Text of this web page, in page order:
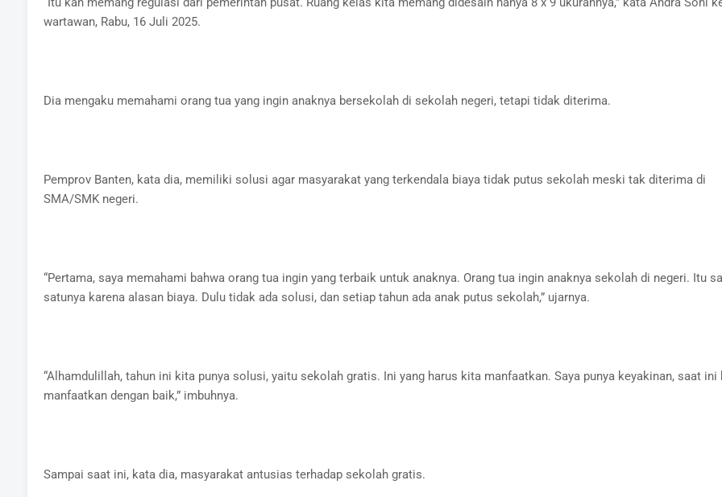
wartawan, Rabu, 16 Juli 2025.
Dia mengaku memahami orang tua yang ingin anaknya bersekolah di sekolah negeri, tetapi tidak diterima.
Pemprov Banten, kata dia, memiliki solusi agar masyarakat yang terkendala biaya tidak putus sekolah meski tak diterima di
SMA/SMK negeri.
“Pertama, saya memahami bahwa orang tua ingin yang terbaik untuk anaknya. Orang tua ingin anaknya sekolah di negeri. Itu
satunya karena alasan biaya. Dulu tidak ada solusi, dan setiap tahun ada anak putus sekolah,” ujarnya.
“Alhamdulillah, tahun ini kita punya solusi, yaitu sekolah gratis. Ini yang harus kita manfaatkan. Saya punya keyakinan, saat ini
manfaatkan dengan baik,” imbuhnya.
Sampai saat ini, kata dia, masyarakat antusias terhadap sekolah gratis.